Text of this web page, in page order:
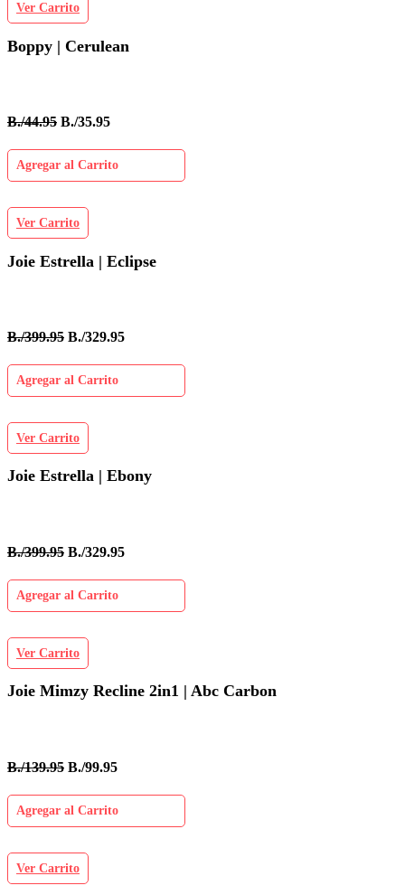
Ver Carrito
Boppy | Cerulean
B./44.95 B./35.95
Agregar al Carrito
Ver Carrito
Joie Estrella | Eclipse
B./399.95 B./329.95
Agregar al Carrito
Ver Carrito
Joie Estrella | Ebony
B./399.95 B./329.95
Agregar al Carrito
Ver Carrito
Joie Mimzy Recline 2in1 | Abc Carbon
B./139.95 B./99.95
Agregar al Carrito
Ver Carrito